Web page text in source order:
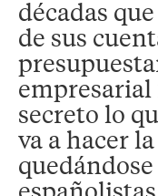
décadas
de sus
empresarial
secreto lo
va a hacer